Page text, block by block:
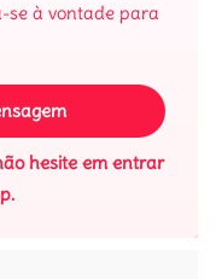
se à vontade para
hesite em entrar